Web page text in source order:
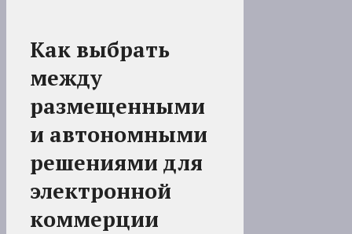
Как выбрать
между
размещенными
и автономными
решениями для
электронной
коммерции